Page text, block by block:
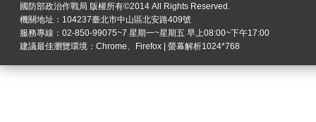
國防部政治作戰局 版權所有©2014 All Rights Reserved.
機關地址：104237臺北市中山區北安路409號
服務專線：02-850-99075~7 星期一~星期五 早上08:00~下午17:00
建議最佳瀏覽環境：Chrome、Firefox | 螢幕解析1024*768